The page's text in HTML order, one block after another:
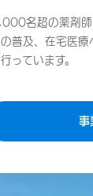
名超の薬剤
普及、在宅医
っています。
事